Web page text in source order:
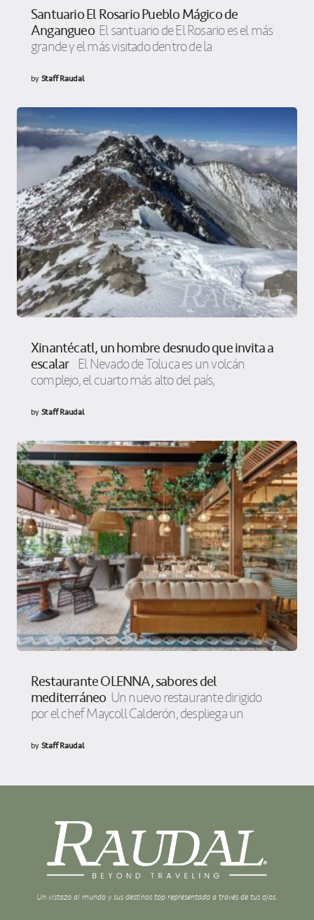
Santuario El Rosario Pueblo Mágico de
Angangueo El santuario de El Rosario es el más
grande y el más visitado dentro de la
byStaff Raudal
Xinantécatl, un hombre desnudo que invita a
escalar El Nevado de Toluca es un volcán
complejo, el cuarto más alto del país,
byStaff Raudal
Restaurante OLENNA, sabores del
mediterráneo Un nuevo restaurante dirigido
por el chef Maycoll Calderón, despliega un
byStaff Raudal
Un vistazo al mundo y sus destinos top representado a través de tus ojos.